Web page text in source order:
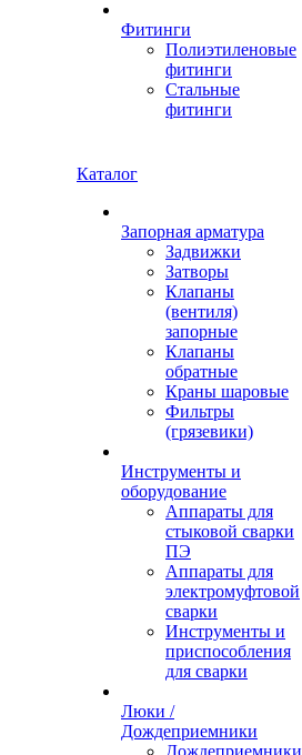
Фитинги
Полиэтиленовые
фитинги
Стальные
фитинги
Каталог
Запорная арматура
Задвижки
Затворы
Клапаны
(вентиля)
запорные
Клапаны
обратные
Краны шаровые
Фильтры
(грязевики)
Инструменты и
оборудование
Аппараты для
стыковой сварки
ПЭ
Аппараты для
электромуфтовой
сварки
Инструменты и
приспособления
для сварки
Люки /
Дождеприемники
Дождеприемники